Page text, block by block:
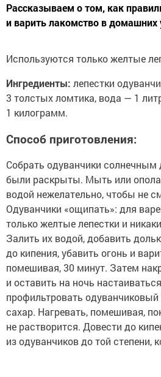
Рассказываем о том, как
и варить лакомство в домашних
Используются только желтые
Ингредиенты: лепестки
3 толстых ломтика, вода — 1
1 килограмм.
Способ приготовления:
Собрать одуванчики солнечным
были раскрыты. Мыть или
водой нежелательно, чтобы не
Одуванчики «ощипать»: для
только желтые лепестки и
Залить их водой, добавить
до кипения, убавить огонь и
помешивая, 30 минут. Затем
и оставить на ночь
профильтровать
сахар. Нагревать, помешивая,
не растворится. Довести до
из одуванчиков до той степени,